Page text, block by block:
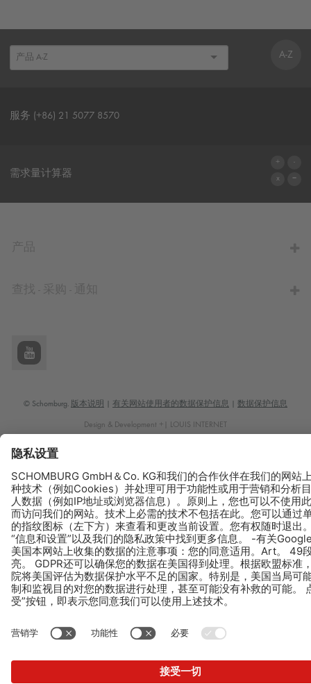
A-Z
服务 (+86) 21 5077 8570
需求量计算器
© Schomburg. 版本说明 有关网站使用者的数据保护信息 数据保护信息
Design & Development +| LOUIS INTERNET